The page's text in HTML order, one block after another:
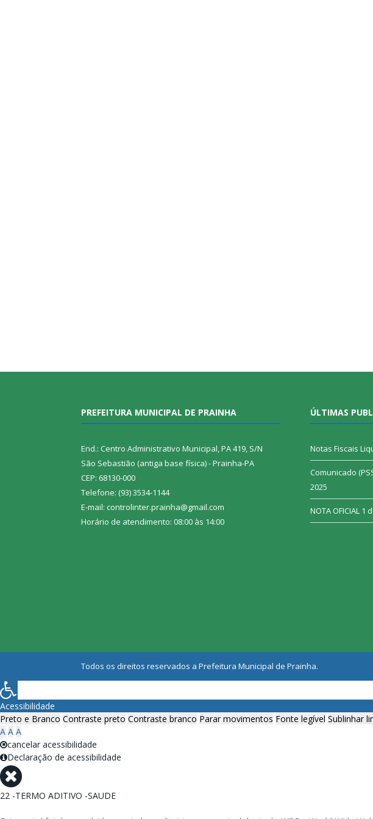
PREFEITURA MUNICIPAL DE PRAINHA
End.: Centro Administrativo Municipal, PA 419, S/N
São Sebastião (antiga base física) - Prainha-PA
CEP: 68130-000
Telefone: (93) 3534-1144
E-mail: controlinter.prainha@gmail.com
Horário de atendimento: 08:00 às 14:00
ÚLTIMAS
Notas Fiscais
Comunicado
2025
NOTA OFICIAL 1
Todos os direitos reservados a Prefeitura Municipal de Prainha.
Acessibilidade
Preto e Branco Contraste preto Contraste branco Parar movimentos Fonte legível Sublinhar
A A A
cancelar acessibilidade
Declaração de acessibilidade
22 -TERMO ADITIVO -SAUDE